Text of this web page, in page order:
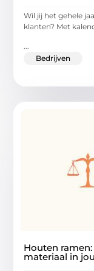
Wil jij het gehele
klanten? Met
...
Bedrijven
Houten
materiaal in